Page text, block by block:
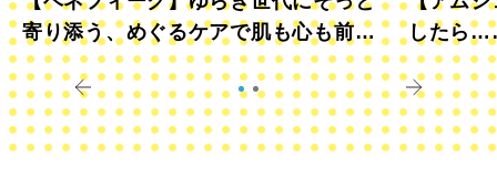
寄り添う、めぐるケアで肌も心も前向
きに
したら
すか？